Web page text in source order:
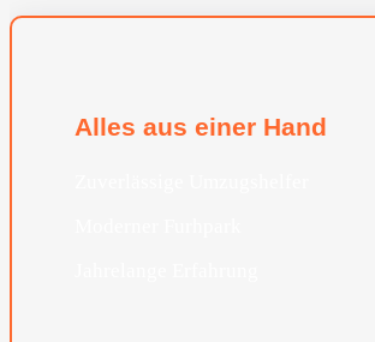
Alles aus einer Hand